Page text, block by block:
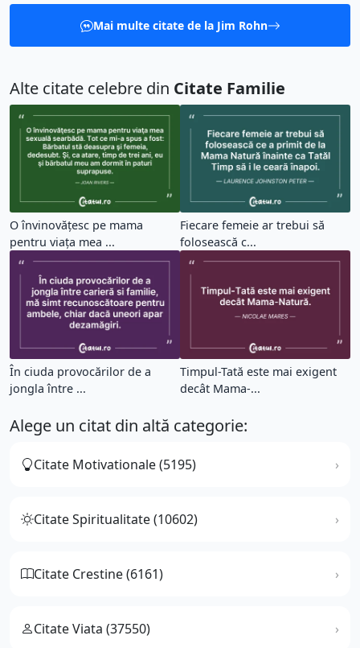
Mai multe citate de la Jim Rohn
Alte citate celebre din Citate Familie
O învinovăţesc pe mama
pentru viaţa mea ...
Fiecare femeie ar trebui să
folosească c...
În ciuda provocărilor de a
jongla între ...
Timpul-Tată este mai exigent
decât Mama-...
Alege un citat din altă categorie:
Citate Motivationale (5195)
Citate Spiritualitate (10602)
Citate Crestine (6161)
Citate Viata (37550)